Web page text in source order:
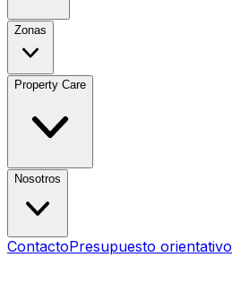
Zonas
Property Care
Nosotros
ContactoPresupuesto orientativo